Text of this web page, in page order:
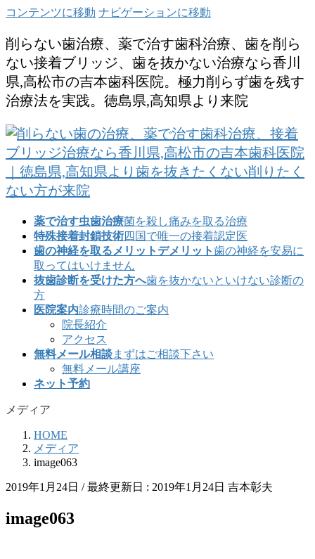
コンテンツに移動 ナビゲーションに移動
削らない歯治療、薬で治す歯科治療、歯を削ら
ない接着ブリッジ、歯を抜かない治療なら香川
県,高松市の吉本歯科医院。極力削らず歯を残す
治療法を実践。徳島県,高知県より来院
薬で治す虫歯治療菌を殺し痛みを取る治療
特殊接着封鎖技術四国で唯一の接着認定医
歯の神経を取るメリットデメリット歯の神経を安易に
取ってはいけません
抜歯診断を受けた方へ歯を抜かないといけない診断の
方
医院案内診療時間のご案内
院長紹介
アクセス
無料メール相談まずはご相談下さい
無料メール講座
ネット予約
メディア
HOME
メディア
image063
2019年1月24日 / 最終更新日 : 2019年1月24日 吉本彰夫
image063